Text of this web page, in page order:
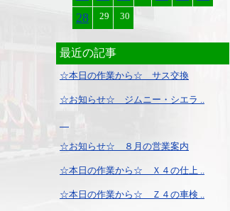
28
29 30
最近の記事
☆本日の作業から☆ サス交換
☆お知らせ☆ ジムニー・シエラ ..
☆お知らせ☆ ８月の営業案内
☆本日の作業から☆ Ｘ４の仕上 ..
☆本日の作業から☆ Ｚ４の車検 ..